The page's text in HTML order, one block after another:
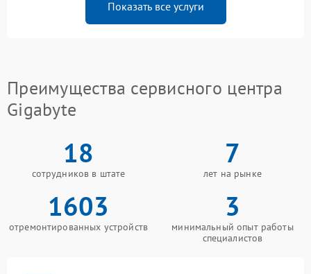
Показать все услуги
Преимущества сервисного центра
Gigabyte
18
сотрудников в штате
7
лет на рынке
1603
отремонтированных устройств
3
минимальный опыт работы
специалистов